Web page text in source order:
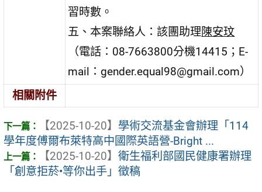
習時數。
五、本案聯絡人：該團助理陳安玟
（電話：08-7663800分機14415；E-
mail：gender.equal98@gmail.com）
相關附件
【2025-10-20】 學術交流基金會辦理「114
學年度傅爾布萊特高中國際英語營-Bright ...
【2025-10-20】 衛生福利部國民健康署辦理
「創意拒菸•等你出手」徵稿